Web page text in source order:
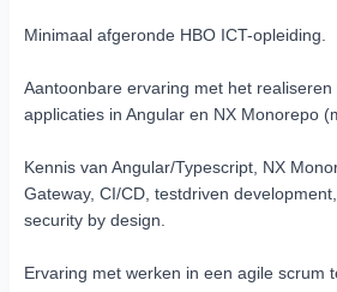
Minimaal afgeronde HBO ICT-opleiding.
Aantoonbare ervaring met het realiseren
applicaties in Angular en NX Monorepo
Kennis van Angular/Typescript, NX
Gateway, CI/CD, test­driven
security by design.
Ervaring met werken in een agile scrum